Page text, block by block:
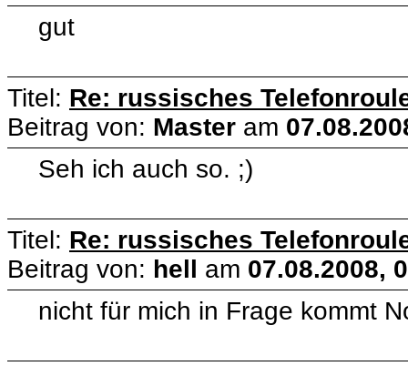
gut
Titel: Re: russisches
Beitrag von: Master am
Seh ich auch so. ;)
Titel: Re: russisches
Beitrag von: hell am 07.08.2008,
nicht für mich in Frage kommt